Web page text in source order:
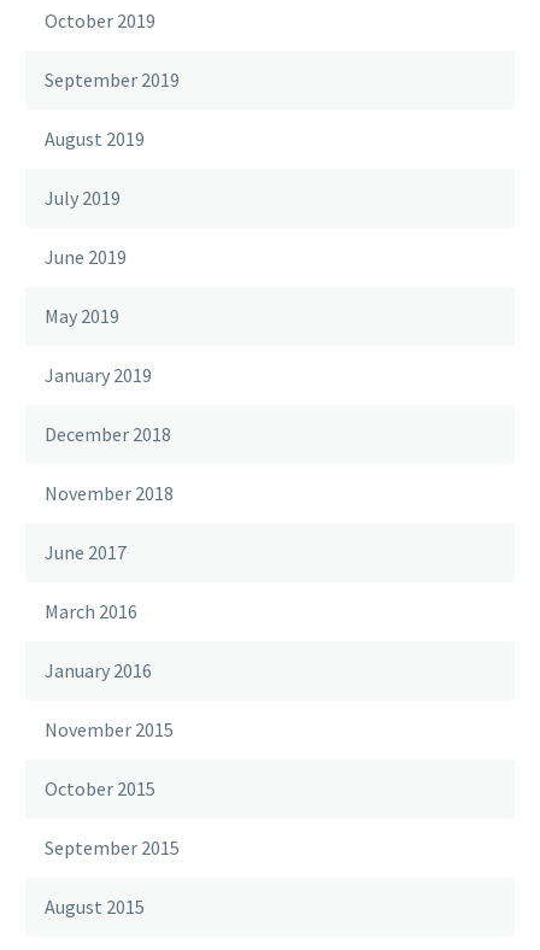
October 2019
September 2019
August 2019
July 2019
June 2019
May 2019
January 2019
December 2018
November 2018
June 2017
March 2016
January 2016
November 2015
October 2015
September 2015
August 2015